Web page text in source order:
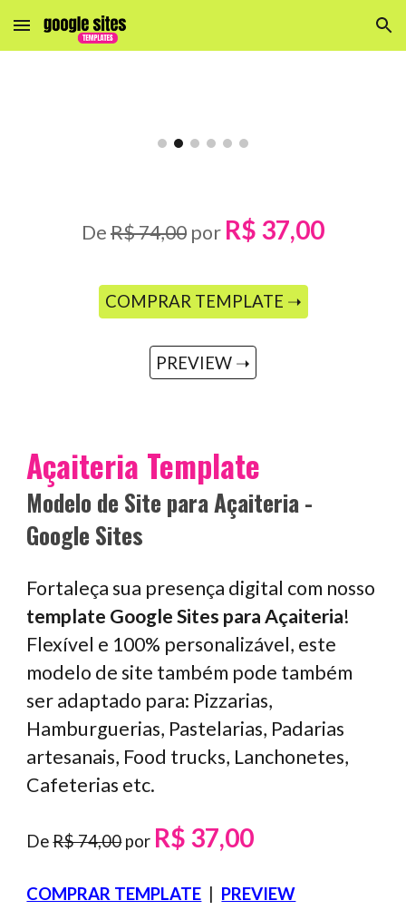
Skip to main content Skip to navigation
DeR$ 74,00 por R$ 37,00
COMPRAR TEMPLATE ➝
PREVIEW ➝
Açaiteria Template
Modelo de Site paraAçaiteria -
Google Sites
Fortaleça sua presença digital com nosso
template Google Sites paraAçaiteria!
Flexível e 100% personalizável, este
modelo de site também pode também
ser adaptado para: Pizzarias,
Hamburguerias, Pastelarias, Padarias
artesanais, Food trucks, Lanchonetes,
Cafeterias etc.
DeR$ 74,00por R$ 37,00
COMPRAR TEMPLATE | PREVIEW